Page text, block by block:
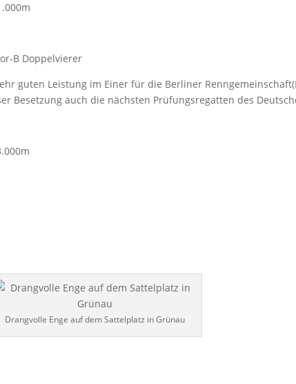
Doppelvierer
guten Leis­tung im Einer für die Ber­li­ner
Beset­zung auch die nächs­ten Prü­fungs­re­gat­ten des
Drang­vol­le Enge auf dem Sat­tel­platz in Grünau